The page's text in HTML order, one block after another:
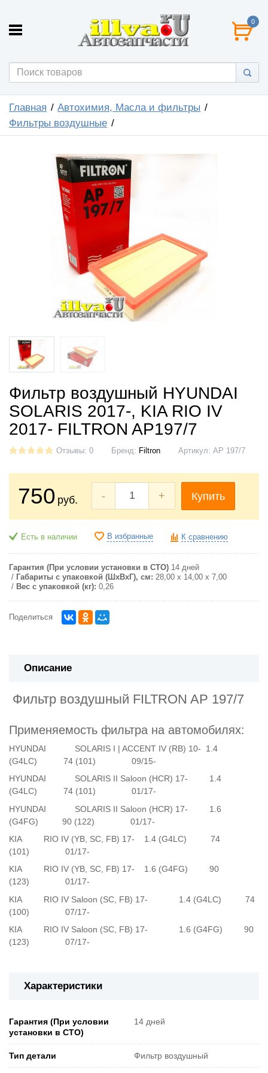
0
Главная
Автохимия, Масла и фильтры
Фильтры воздушные
Фильтр воздушный HYUNDAI
SOLARIS 2017-, KIA RIO IV
2017- FILTRON AP197/7
Отзывы: 0 Бренд: Filtron Артикул: AP 197/7
750 руб. - + Купить
Есть в наличии В избранные К сравнению
Гарантия (При условии установки в СТО) 14 дней
Габариты с упаковкой (ШxВxГ), см: 28,00 x 14,00 x 7,00
Вес с упаковкой (кг): 0,26
Поделиться
Описание
Фильтр воздушный FILTRON AP 197/7
Применяемость фильтра на автомобилях:
HYUNDAI SOLARIS I | ACCENT IV (RB) 10- 1.4
(G4LC) 74 (101) 09/15-
HYUNDAI SOLARIS II Saloon (HCR) 17- 1.4
(G4LC) 74 (101) 01/17-
HYUNDAI SOLARIS II Saloon (HCR) 17- 1.6
(G4FG) 90 (122) 01/17-
KIA RIO IV (YB, SC, FB) 17- 1.4 (G4LC) 74
(101) 01/17-
KIA RIO IV (YB, SC, FB) 17- 1.6 (G4FG) 90
(123) 01/17-
KIA RIO IV Saloon (SC, FB) 17- 1.4 (G4LC) 74
(100) 07/17-
KIA RIO IV Saloon (SC, FB) 17- 1.6 (G4FG) 90
(123) 07/17-
Характеристики
Гарантия (При условии
установки в СТО)
14 дней
Тип детали Фильтр воздушный